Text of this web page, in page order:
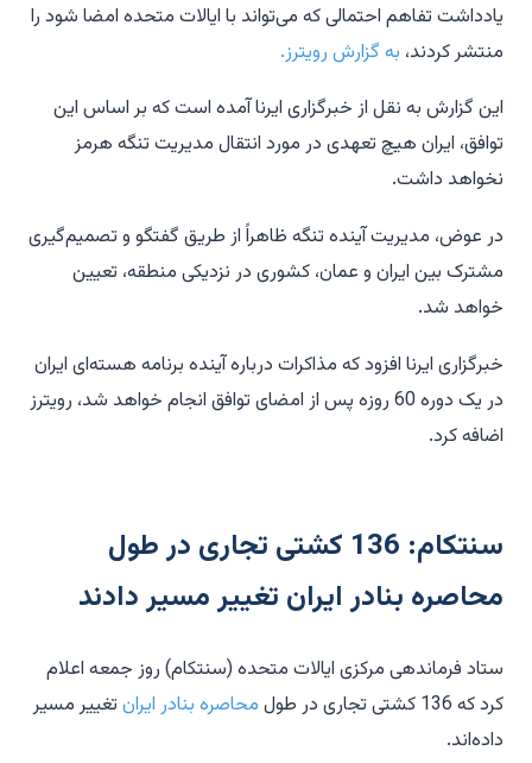
یادداشت تفاهم احتمالی که می‌تواند با ایالات متحده امضا شود را
منتشر کردند، به گزارش رویترز.
این گزارش به نقل از خبرگزاری ایرنا آمده است که بر اساس این
توافق، ایران هیچ تعهدی در مورد انتقال مدیریت تنگه هرمز
نخواهد داشت.
در عوض، مدیریت آینده تنگه ظاهراً از طریق گفتگو و تصمیم‌گیری
مشترک بین ایران و عمان، کشوری در نزدیکی منطقه، تعیین
خواهد شد.
خبرگزاری ایرنا افزود که مذاکرات درباره آینده برنامه هسته‌ای ایران
در یک دوره 60 روزه پس از امضای توافق انجام خواهد شد، رویترز
اضافه کرد.
سنتکام: 136 کشتی تجاری در طول
محاصره بنادر ایران تغییر مسیر دادند
ستاد فرماندهی مرکزی ایالات متحده (سنتکام) روز جمعه اعلام
کرد که 136 کشتی تجاری در طول
محاصره بنادر ایران تغییر مسیر
داده‌اند.